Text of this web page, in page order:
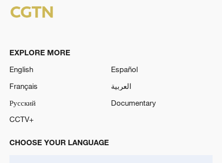
EXPLORE MORE
English
Español
Français
العربية
Русский
Documentary
CCTV+
CHOOSE YOUR LANGUAGE